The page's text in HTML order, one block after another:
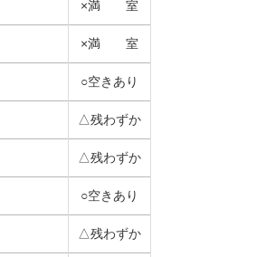
×満 室
×満 室
○空きあり
△残わずか
△残わずか
○空きあり
△残わずか